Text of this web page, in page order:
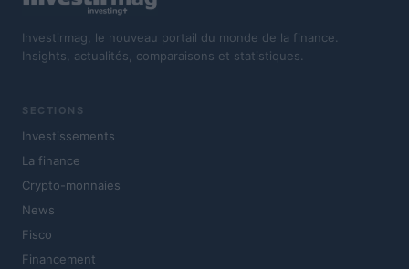
Investirmag, le nouveau portail du monde de la finance.
Insights, actualités, comparaisons et statistiques.
SECTIONS
Investissements
La finance
Crypto-monnaies
News
Fisco
Financement